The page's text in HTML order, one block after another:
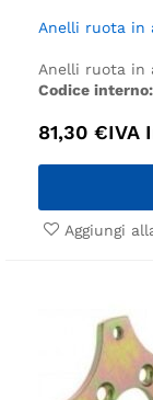
Anelli ruota in
Anelli ruota in
Codice interno:
81,30 €IVA
Aggiungi